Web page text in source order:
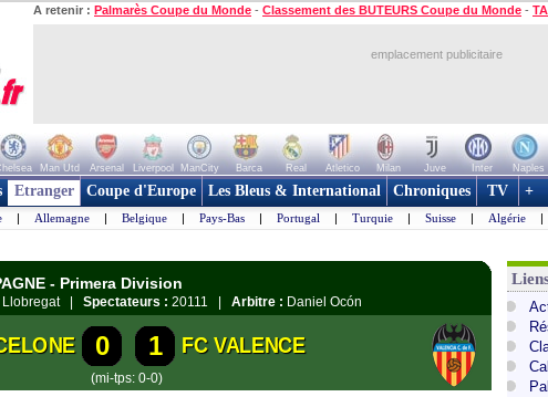
A retenir : Palmarès Coupe du Monde - Classement des BUTEURS Coupe du Monde -
emplacement publicitaire
Man Utd Arsenal Liverpool ManCity Barca Real Atletico Milan Juve Inter Naples
Etranger Coupe d'Europe Les Bleus & International Chroniques TV +
| Allemagne | Belgique | Pays-Bas | Portugal | Turquie | Suisse | Algérie |
- Primera Division
Llobregat | Spectateurs : 20111 | Arbitre : Daniel Ocón
0 1 FC VALENCE
(mi-tps: 0-0)